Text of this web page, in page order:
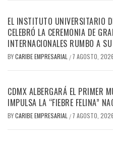
EL INSTITUTO UNIVERSITARIO
CELEBRÓ LA CEREMONIA DE
INTERNACIONALES RUMBO A
BYCARIBE EMPRESARIAL / 7 AGOSTO, 2026
CDMX ALBERGARÁ EL PRIMER
IMPULSA LA “FIEBRE FELINA”
BYCARIBE EMPRESARIAL / 7 AGOSTO, 2026